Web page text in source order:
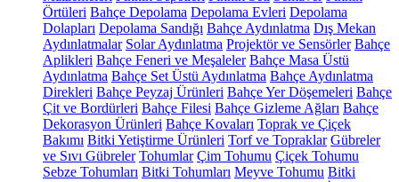
Örtüleri Bahçe Depolama Depolama Evleri Depolama
Dolapları Depolama Sandığı Bahçe Aydınlatma Dış Mekan
Aydınlatmalar Solar Aydınlatma Projektör ve Sensörler Bahçe
Aplikleri Bahçe Feneri ve Meşaleler Bahçe Masa Üstü
Aydınlatma Bahçe Set Üstü Aydınlatma Bahçe Aydınlatma
Direkleri Bahçe Peyzaj Ürünleri Bahçe Yer Döşemeleri Bahçe
Çit ve Bordürleri Bahçe Filesi Bahçe Gizleme Ağları Bahçe
Dekorasyon Ürünleri Bahçe Kovaları Toprak ve Çiçek
Bakımı Bitki Yetiştirme Ürünleri Torf ve Topraklar Gübreler
ve Sıvı Gübreler Tohumlar Çim Tohumu Çiçek Tohumu
Sebze Tohumları Bitki Tohumları Meyve Tohumu Bitki